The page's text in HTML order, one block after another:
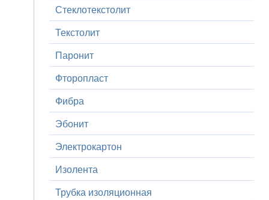
Стеклотекстолит
Текстолит
Паронит
Фторопласт
Фибра
Эбонит
Электрокартон
Изолента
Трубка изоляционная